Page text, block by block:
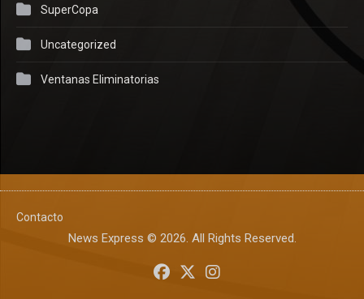
SuperCopa
Uncategorized
Ventanas Eliminatorias
Contacto
News Express © 2026. All Rights Reserved.